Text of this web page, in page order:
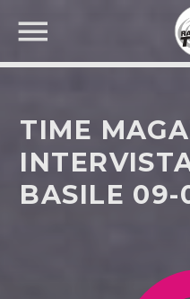
CERCA
TIME
BASILE 09-